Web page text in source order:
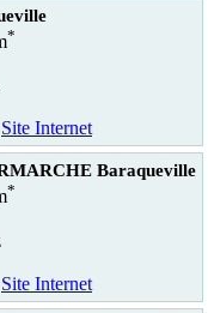
*
Site Internet
Baraqueville
*
Site Internet